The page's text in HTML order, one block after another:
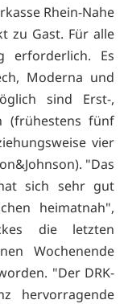
Rhein-Nahe
zu Gast. Für alle
erforderlich. Es
Moderna und
sind Erst-,
(frühestens fünf
vier
"Das
sich sehr gut
heimatnah",
die letzten
Wochenende
"Der DRK-
hervorragende